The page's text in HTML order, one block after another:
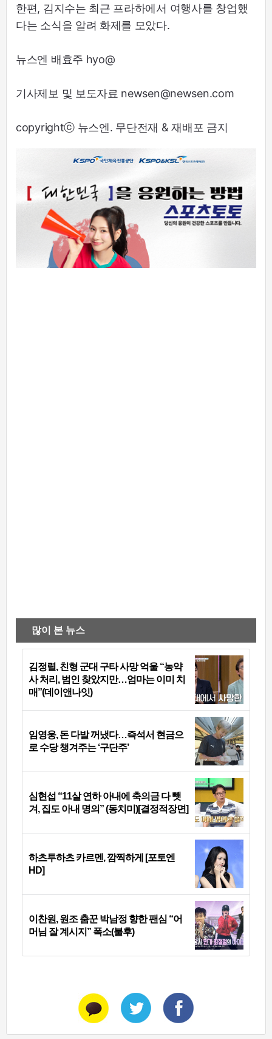
한편, 김지수는 최근 프라하에서 여행사를 창업했
다는 소식을 알려 화제를 모았다.
뉴스엔 배효주 hyo@
기사제보 및 보도자료 newsen@newsen.com
copyrightⓒ 뉴스엔. 무단전재 & 재배포 금지
많이 본 뉴스
김정렬, 친형 군대 구타 사망 억울 “농약
사 처리, 범인 찾았지만…엄마는 이미 치
매”(데이앤나잇)
임영웅, 돈 다발 꺼냈다…즉석서 현금으
로 수당 챙겨주는 ‘구단주’
심현섭 “11살 연하 아내에 축의금 다 뺏
겨, 집도 아내 명의” (동치미)[결정적장면]
하츠투하츠 카르멘, 깜찍하게 [포토엔
HD]
이찬원, 원조 춤꾼 박남정 향한 팬심 “어
머님 잘 계시지” 폭소(불후)